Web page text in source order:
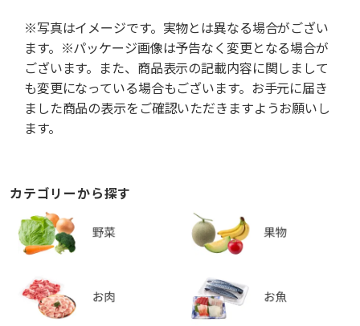
※写真はイメージです。実物とは異なる場合がござい
ます。※パッケージ画像は予告なく変更となる場合が
ございます。また、商品表示の記載内容に関しまして
も変更になっている場合もございます。お手元に届き
ました商品の表示をご確認いただきますようお願いし
ます。
カテゴリーから探す